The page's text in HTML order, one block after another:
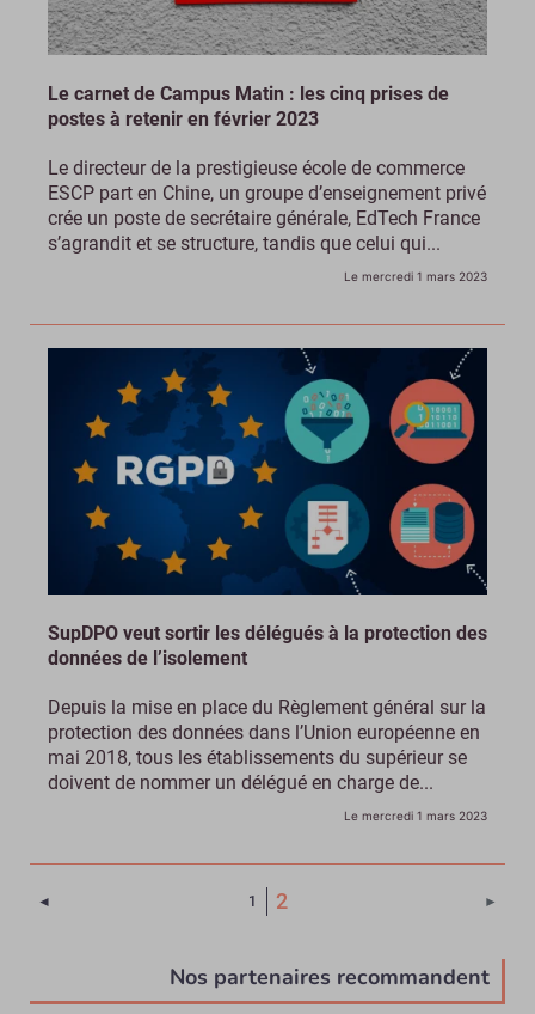
Le carnet de Campus Matin : les cinq prises de
postes à retenir en février 2023
Le directeur de la prestigieuse école de commerce
ESCP part en Chine, un groupe d’enseignement privé
crée un poste de secrétaire générale, EdTech France
s’agrandit et se structure, tandis que celui qui...
Le mercredi 1 mars 2023
SupDPO veut sortir les délégués à la protection des
données de l’isolement
Depuis la mise en place du Règlement général sur la
protection des données dans l’Union européenne en
mai 2018, tous les établissements du supérieur se
doivent de nommer un délégué en charge de...
Le mercredi 1 mars 2023
◄ 1 2 ►
Nos partenaires recommandent